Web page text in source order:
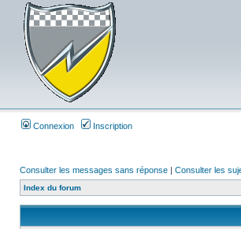
Connexion Inscription
Consulter les messages sans réponse | Consulter les
Index du forum